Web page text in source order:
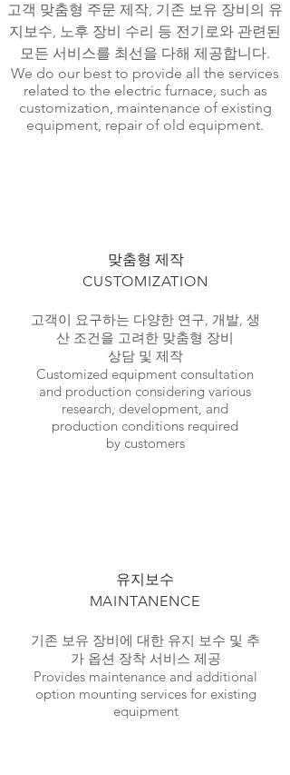
​고객 맞춤형 주문 제작, 기존 보유 장비의 유
지보수, 노후 장비 수리 등 전기로와 관련된
모든 서비스를 최선을 다해 제공합니다.
We do our best to provide all the services
related to the electric furnace, such as
customization, maintenance of existing
equipment, repair of old equipment.
​맞춤형 제작
CUSTOMIZATION
​고객이 요구하는 다양한 연구, 개발, 생
산 조건을 고려한 맞춤형 장비
상담 및 제작
Customized equipment consultation
and production considering various
research, development, and
production conditions required
by customers
​유지보수
MAINTANENCE
기존 보유 장비에 대한 유지 보수 및 추
가 옵션 장착 서비스 제공
Provides maintenance and additional
option mounting services for existing
equipment